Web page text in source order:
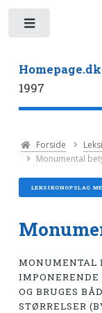
Homepage.dk
1997
Forside
Monumental
LEKSIKONOPSLAG
MONUMENTAL
OG BRUGES
STØRRELSER